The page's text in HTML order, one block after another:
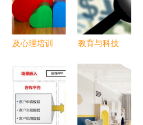
及心理培训
广的培训机
构,对外提
供心理服务
教育与科技
2020年服
贸会，展示